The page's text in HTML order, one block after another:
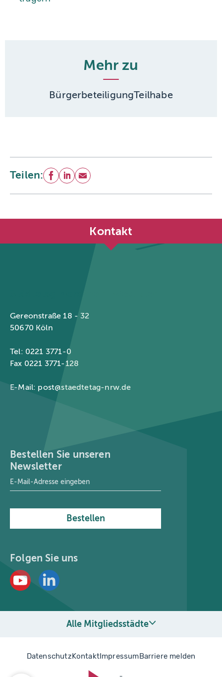
Mehr zu
BürgerbeteiligungTeilhabe
Teilen: Facebook
LinkedIn
E-Mail
Kontakt
Gereonstraße 18 - 32
50670 Köln
Tel: 0221 3771-0
Fax 0221 3771-128
E-Mail: post@staedtetag-nrw.de
Bestellen Sie unseren
Newsletter
E-Mail-Adresse
Bestellen
Folgen Sie uns
Alle Mitgliedsstädte
DatenschutzKontaktImpressumBarriere melden